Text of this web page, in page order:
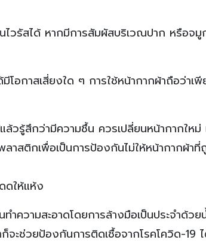
วรัสได้ หากมีการสัมผัสบริเวณปาก หรือจมู
อกาสเสี่ยงใด ๆ การใช้หน้ากากผ้าถือว่าเ
วรู้สึกว่ามีความชื้น ควรเปลี่ยนหน้ากากใหม่
สติกเพื่อเป็นการป้องกันไม่ให้หน้ากากผ้าที่
ดให้แห้ง
ความสะอาดโดยการล้างมือเป็นประจำด้วย
ะช่วยป้องกันการติดเชื้อจากโรคโควิด-19